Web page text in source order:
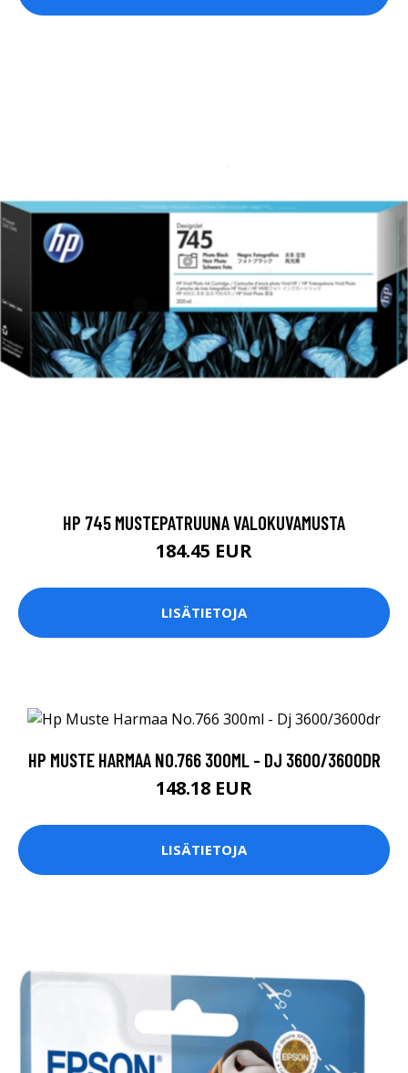
HP 745 MUSTEPATRUUNA VALOKUVAMUSTA
184.45 EUR
LISÄTIETOJA
HP MUSTE HARMAA NO.766 300ML - DJ 3600/3600DR
148.18 EUR
LISÄTIETOJA